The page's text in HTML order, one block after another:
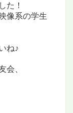
た！
像系の学生
ね♪
会、